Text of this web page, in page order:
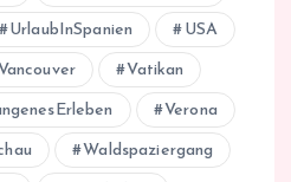
UrlaubInSpanien USA
Vancouver Vatikan
Verona
Waldspaziergang